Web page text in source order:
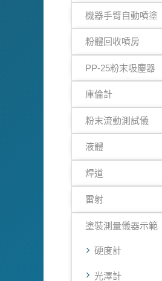
機器手臂自動噴塗
粉體回收噴房
PP-25粉末吸塵器
庫倫計
粉末流動測試儀
液體
焊道
雷射
塗裝測量儀器示範
硬度計
光澤計